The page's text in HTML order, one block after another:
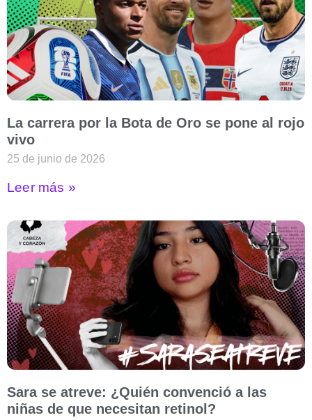
La carrera por la Bota de Oro se pone al rojo
vivo
25 de junio de 2026
Leer más »
Sara se atreve: ¿Quién convenció a las
niñas de que necesitan retinol?